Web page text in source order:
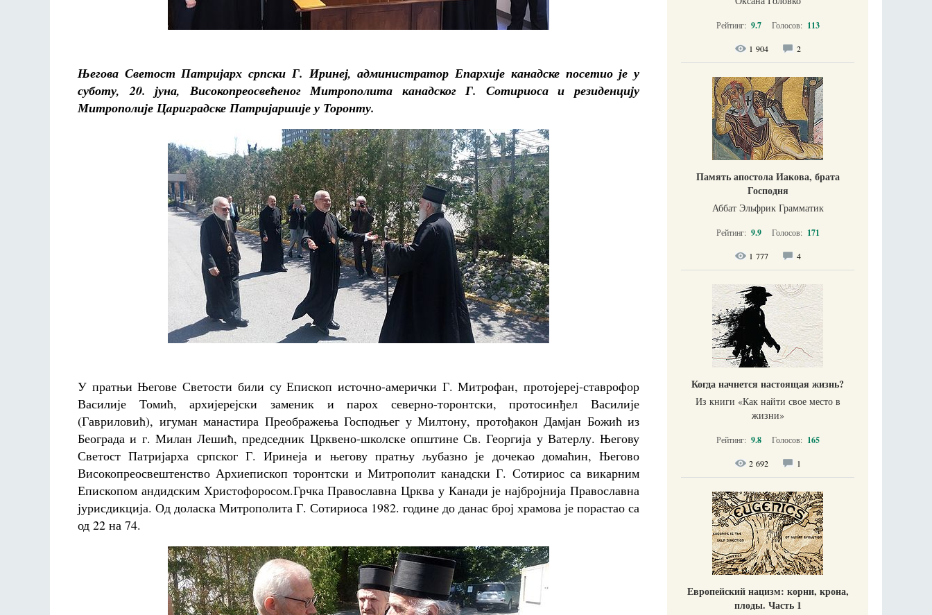
Његова Светост Патријарх српски Г. Иринеј, администратор Епархије канадске посетио је у
суботу, 20. јуна, Високопреосвећеног Митрополита канадског Г. Сотириоса и резиденцију
Митрополије Цaриградске Патријаршије у Торонту.
У пратњи Његове Светости били су Епископ источно-амерички Г. Митрофан, протојереј-ставрофор
Василије Томић, архијерејски заменик и парох северно-торонтски, протосинђел Василије
(Гавриловић), игуман манастира Преображења Господњег у Милтону, протођакон Дамјан Божић из
Београда и г. Милан Лешић, председник Црквено-школске општине Св. Георгија у Ватерлу. Његову
Светост Патријарха српског Г. Иринеја и његову пратњу љубазно је дочекао домаћин, Његово
Високопреосвештенство Архиепископ торонтски и Митрополит канадски Г. Сотириос са викарним
Епископом андидским Христофоросом.Грчка Православна Црква у Канади је најбројнија Православна
јурисдикција. Од доласка Митрополита Г. Сотириоса 1982. године до данас број храмова је порастао са
од 22 на 74.
Рейтинг: 9.7 Голосов: 113
1 904 2
Память апостола Иакова, брата
Господня
Аббат Эльфрик Грамматик
Рейтинг: 9.9 Голосов: 171
1 777 4
Когда начнется настоящая жизнь?
Из книги «Как найти свое место в
жизни​»
Рейтинг: 9.8 Голосов: 165
2 692 1
Европейский нацизм: корни, крона,
плоды. Часть 1